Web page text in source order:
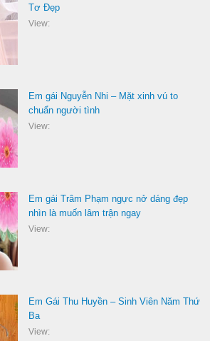
Tơ Đẹp
View:
Em gái Nguyễn Nhi – Mặt xinh vú to
chuẩn người tình
View:
Em gái Trâm Phạm ngực nở dáng đẹp
nhìn là muốn lâm trận ngay
View:
Em Gái Thu Huyền – Sinh Viên Năm Thứ
Ba
View: